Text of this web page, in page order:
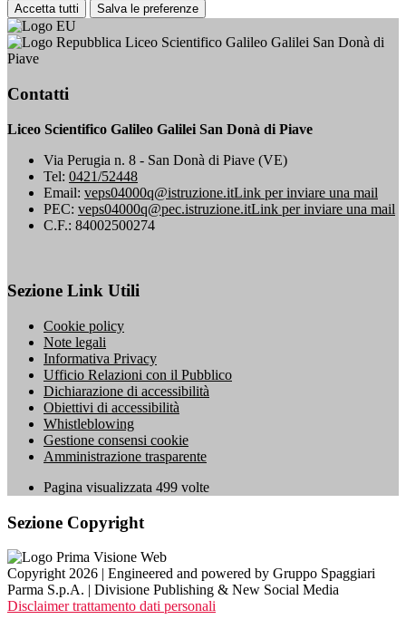
Accetta tutti Salva le preferenze
Liceo Scientifico Galileo Galilei San Donà di
Piave
Contatti
Liceo Scientifico Galileo Galilei San Donà di Piave
Via Perugia n. 8 - San Donà di Piave (VE)
Tel: 0421/52448
Email: veps04000q@istruzione.itLink per inviare una mail
PEC: veps04000q@pec.istruzione.itLink per inviare una mail
C.F.: 84002500274
Sezione Link Utili
Cookie policy
Note legali
Informativa Privacy
Ufficio Relazioni con il Pubblico
Dichiarazione di accessibilità
Obiettivi di accessibilità
Whistleblowing
Gestione consensi cookie
Amministrazione trasparente
Pagina visualizzata 499 volte
Sezione Copyright
Copyright 2026 | Engineered and powered by Gruppo Spaggiari
Parma S.p.A. | Divisione Publishing & New Social Media
Disclaimer trattamento dati personali